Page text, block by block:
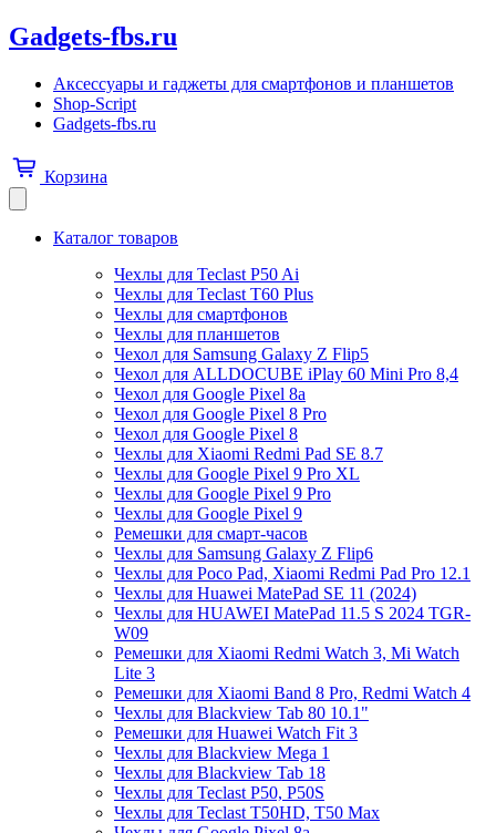
Gadgets-fbs.ru
Аксессуары и гаджеты для смартфонов и планшетов
Shop-Script
Gadgets-fbs.ru
Корзина
Каталог товаров
Чехлы для Teclast P50 Ai
Чехлы для Teclast T60 Plus
Чехлы для смартфонов
Чехлы для планшетов
Чехол для Samsung Galaxy Z Flip5
Чехол для ALLDOCUBE iPlay 60 Mini Pro 8,4
Чехол для Google Pixel 8a
Чехол для Google Pixel 8 Pro
Чехол для Google Pixel 8
Чехлы для Xiaomi Redmi Pad SE 8.7
Чехлы для Google Pixel 9 Pro XL
Чехлы для Google Pixel 9 Pro
Чехлы для Google Pixel 9
Ремешки для смарт-часов
Чехлы для Samsung Galaxy Z Flip6
Чехлы для Poco Pad, Xiaomi Redmi Pad Pro 12.1
Чехлы для Huawei MatePad SE 11 (2024)
Чехлы для HUAWEI MatePad 11.5 S 2024 TGR-
W09
Ремешки для Xiaomi Redmi Watch 3, Mi Watch
Lite 3
Ремешки для Xiaomi Band 8 Pro, Redmi Watch 4
Чехлы для Blackview Tab 80 10.1"
Ремешки для Huawei Watch Fit 3
Чехлы для Blackview Mega 1
Чехлы для Blackview Tab 18
Чехлы для Teclast P50, P50S
Чехлы для Teclast T50HD, T50 Max